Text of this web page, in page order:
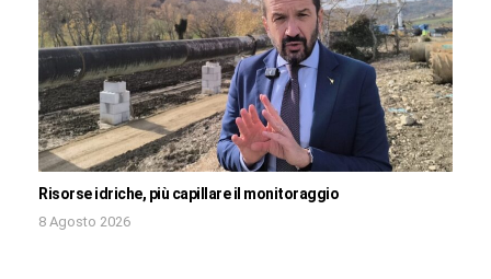
Risorse idriche, più capillare il monitoraggio
8 Agosto 2026